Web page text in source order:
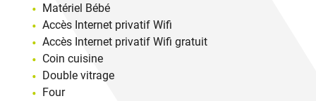
Matériel Bébé
Accès Internet privatif Wifi
Accès Internet privatif Wifi gratuit
Coin cuisine
Double vitrage
Four